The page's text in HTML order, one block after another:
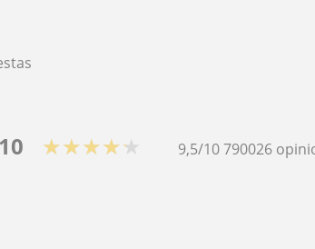
★★★★★ 9,5/10790026